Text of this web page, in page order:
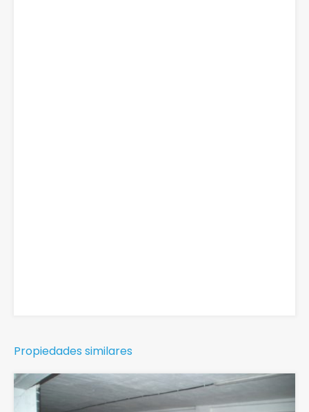
Propiedades similares